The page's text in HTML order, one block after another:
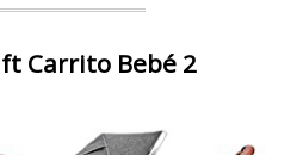
Carrito Bebé 2